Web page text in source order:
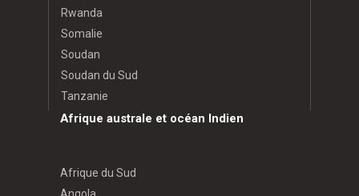
Rwanda
Somalie
Soudan
Soudan du Sud
Tanzanie
Afrique australe et océan Indien
Afrique du Sud